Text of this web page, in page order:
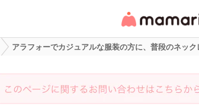
リ・情報サイト
アラフォーでカジュアルな服装の方に、普段のネッ